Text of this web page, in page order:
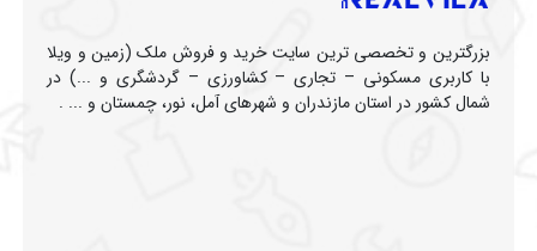
بزرگترین و تخصصی ترین سایت خرید و فروش ملک (زمین و ویلا
با کاربری مسکونی – تجاری – کشاورزی – گردشگری و ...) در
شمال کشور در استان مازندران و شهرهای آمل، نور، چمستان و ... .